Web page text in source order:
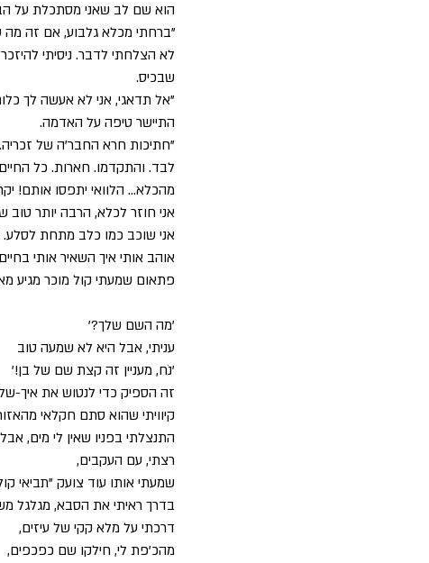
הוא שם לב שאני מסתכלת על
"ברחתי מכלא גלבוע, אם זה מה
לא הצלחתי לדבר. ניסיתי
שבכיס.
"אל תדאגי, אני לא אעשה לך
התיישר טיפה על האדמה.
"חתיכות חרא החבר'ה של
מהכלא… הלוואי יתפסו אותם!
אני חוזר לכלא, הרבה יותר
אוהב אותי איך השאיר אותי
פתאום שמעתי קול מוכר מגיע
'מה השם שלך?'
עניתי, אבל היא לא שמעה טוב
'נֹח, מעניין זה קצת שם של בן!'
זה הספיק כדי לנטוש את
קיוויתי שהוא סתם חקלאי
התנצלתי בפניו שאין לי מים,
רצתי, עם העקבים,
שמעתי אותו עוד צועק "תביאי
בדרך ראיתי את הסבא, מגלגל
דרכתי על מלא קקי של עיזים,
מהכ'פת לי, חילקו שם כפכפים,